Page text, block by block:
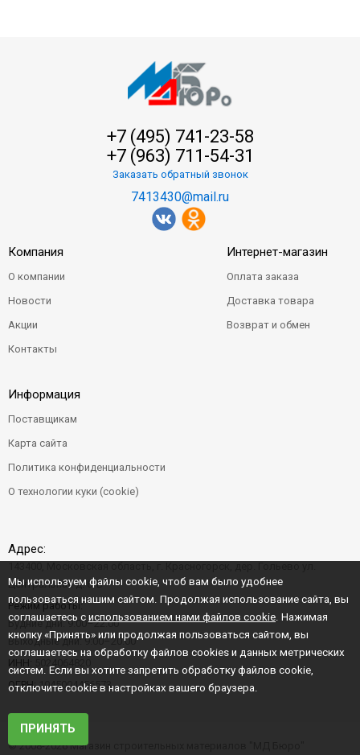
+7 (495) 741-23-58
+7 (963) 711-54-31
Заказать обратный звонок
7413430@mail.ru
Компания
О компании
Новости
Акции
Контакты
Интернет-магазин
Оплата заказа
Доставка товара
Возврат и обмен
Информация
Поставщикам
Карта сайта
Политика конфиденциальности
О технологии куки (cookie)
Адрес:
Центральная д. 6"Б"
Режим работы:
Будние дни: 9:00–22:00
Выходные дни: 9:00–20:00
ИНН:
ОГРН:1045004456573
© 2008-2026 Магазин строительных материалов "МД Бюро"
Мы используем файлы cookie, чтоб вам было удобнее
пользоваться нашим сайтом. Продолжая использование сайта, вы
соглашаетесь с использованием нами файлов cookie . Нажимая
кнопку «Принять» или продолжая пользоваться сайтом, вы
соглашаетесь на обработку файлов cookies и данных метрических
систем. Если вы хотите запретить обработку файлов cookie,
отключите cookie в настройках вашего браузера.
ПРИНЯТЬ